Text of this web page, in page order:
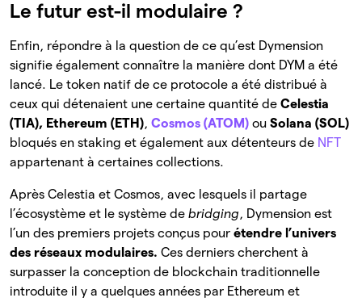
Le futur est-il modulaire ?
Enfin, répondre à la question de ce qu’est Dymension
signifie également connaître la manière dont DYM a été
lancé. Le token natif de ce protocole a été distribué à
ceux qui détenaient une certaine quantité de Celestia
(TIA), Ethereum (ETH), Cosmos (ATOM) ou Solana (SOL)
bloqués en staking et également aux détenteurs de NFT
appartenant à certaines collections.
Après Celestia et Cosmos, avec lesquels il partage
l’écosystème et le système de bridging, Dymension est
l’un des premiers projets conçus pour étendre l’univers
des réseaux modulaires. Ces derniers cherchent à
surpasser la conception de blockchain traditionnelle
introduite il y a quelques années par Ethereum et